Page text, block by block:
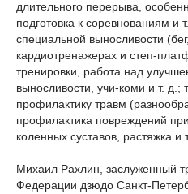
длительного перерыва,
подготовка к соревнованиям
специальной выносливости
кардиотренажерах и степ-
тренировки, работа над
выносливости, учи-коми и т. д.;
профилактику травм
профилактика повреждений
коленных суставов, растяжка и
Михаил Рахлин, заслуженный
Федерации дзюдо Санкт-